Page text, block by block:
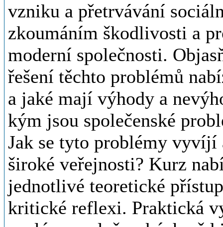
vzniku a přetrvávání
zkoumáním škodlivosti a
moderní společnosti.
řešení těchto problémů
a jaké mají výhody a
kým jsou společenské
Jak se tyto problémy vyvíjí
široké veřejnosti? Kurz
jednotlivé teoretické
kritické reflexi. Praktická